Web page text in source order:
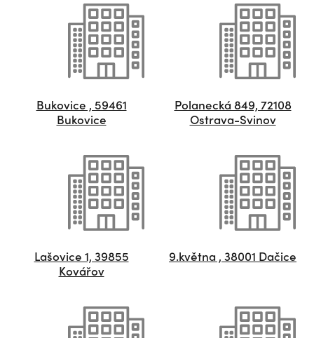
Bukovice , 59461
Bukovice
Polanecká 849, 72108
Ostrava-Svinov
Lašovice 1, 39855
Kovářov
9.května , 38001 Dačice